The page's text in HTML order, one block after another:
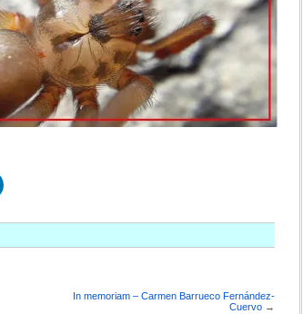
In memoriam – Carmen Barrueco Fernández-
Cuervo →